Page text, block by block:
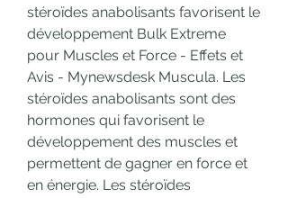
stéroïdes anabolisants favorisent le
développement Bulk Extreme
pour Muscles et Force - Effets et
Avis - Mynewsdesk Muscula. Les
stéroïdes anabolisants sont des
hormones qui favorisent le
développement des muscles et
permettent de gagner en force et
en énergie. Les stéroïdes